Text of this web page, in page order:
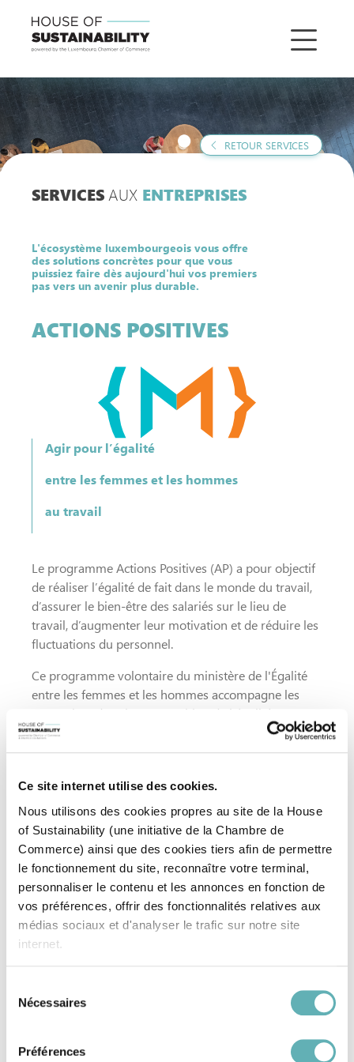
Ce site internet utilise des cookies.
Nous utilisons des cookies propres au site de la House
of Sustainability (une initiative de la Chambre de
Commerce) ainsi que des cookies tiers afin de permettre
le fonctionnement du site, reconnaître votre terminal,
personnaliser le contenu et les annonces en fonction de
vos préférences, offrir des fonctionnalités relatives aux
médias sociaux et d'analyser le trafic sur notre site
internet.
Grâce au présent bandeau, vous pouvez accepter,
à l’exception des cookies strictement nécessaires au
Nécessaires
Préférences
RETOUR SERVICES
SERVICES AUX ENTREPRISES
L'écosystème luxembourgeois vous offre
des solutions concrètes pour que vous
puissiez faire dès aujourd'hui vos premiers
pas vers un avenir plus durable.
ACTIONS POSITIVES
Agir pour l’égalité
entre les femmes et les hommes
au travail
Le programme Actions Positives (AP) a pour objectif
de réaliser l’égalité de fait dans le monde du travail,
d’assurer le bien-être des salariés sur le lieu de
travail, d’augmenter leur motivation et de réduire les
fluctuations du personnel.
Ce programme volontaire du ministère de l'Égalité
entre les femmes et les hommes accompagne les
entreprises dans la transposition de l’égalité entre
femmes et hommes dans trois domaines prioritaires,
à savoir :
l’égalité de traitement des femmes et des
de salaire pour un travail égal ou de valeur
égale, l'égalité au niveau du recrutement et de
l'engagement, l'égalité au niveau de la
formation et des qualification professionnelles,
l'égalité en matière de culture d’entreprise,
l’égalité des femmes et des hommes dans la
prise de décision avec égalité dans la formation
et la promotion professionnelles et accès égal
l’égalité des femmes et des hommes dans la
privée.